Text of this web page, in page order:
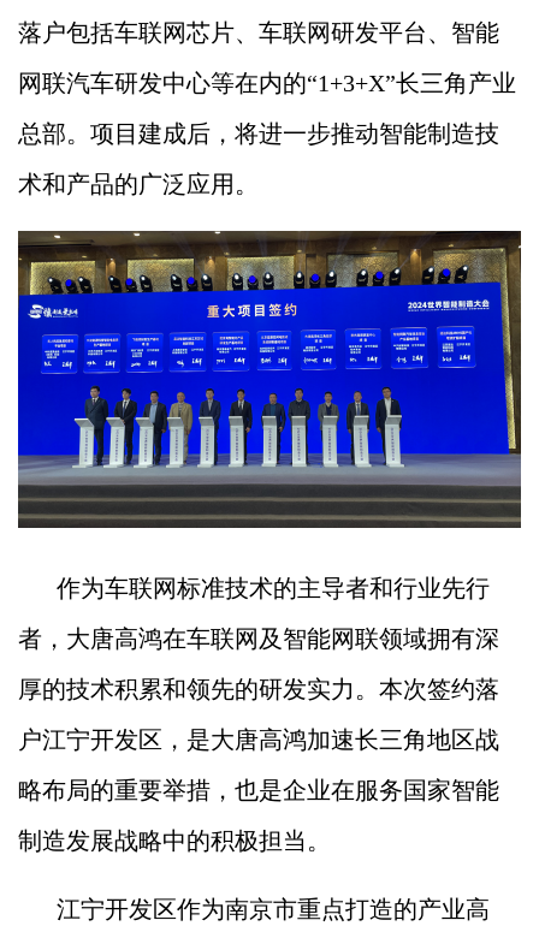
落户包括车联网芯片、车联网研发平台、智能
网联汽车研发中心等在内的“1+3+X”长三角产业
总部。项目建成后，将进一步推动智能制造技
术和产品的广泛应用。
作为车联网标准技术的主导者和行业先行
者，大唐高鸿在车联网及智能网联领域拥有深
厚的技术积累和领先的研发实力。本次签约落
户江宁开发区，是大唐高鸿加速长三角地区战
略布局的重要举措，也是企业在服务国家智能
制造发展战略中的积极担当。
江宁开发区作为南京市重点打造的产业高